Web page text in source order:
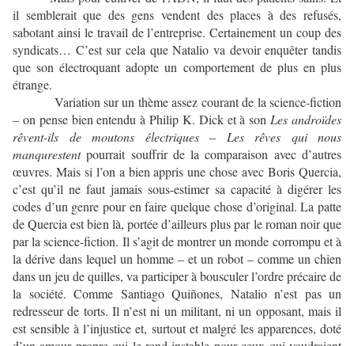
il semblerait que des gens vendent des places à des refusés,
sabotant ainsi le travail de l’entreprise. Certainement un coup des
syndicats… C’est sur cela que Natalio va devoir enquêter tandis
que son électroquant adopte un comportement de plus en plus
étrange.
Variation sur un thème assez courant de la science-fiction
– on pense bien entendu à Philip K. Dick et à son Les androïdes
rêvent-ils de moutons électriques– Les rêves qui nous
manqurestentpourrait souffrir de la comparaison avec d’autres
œuvres. Mais si l’on a bien appris une chose avec Boris Quercia,
c’est qu’il ne faut jamais sous-estimer sa capacité à digérer les
codes d’un genre pour en faire quelque chose d’original. La patte
de Quercia est bien là, portée d’ailleurs plus par le roman noir que
par la science-fiction. Il s’agit de montrer un monde corrompu et à
la dérive dans lequel un homme – et un robot – comme un chien
dans un jeu de quilles, va participer à bousculer l’ordre précaire de
la société. Comme Santiago Quiñones, Natalio n’est pas un
redresseur de torts. Il n’est ni un militant, ni un opposant, mais il
est sensible à l’injustice et, surtout et malgré les apparences, doté